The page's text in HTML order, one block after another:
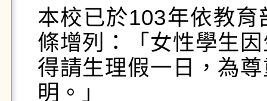
本校已於103年依教
條增列：「女性學生
得請生理假一日，為
明。」